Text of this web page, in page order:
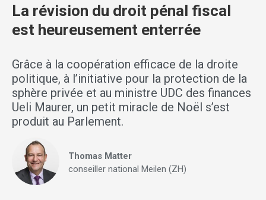
La révision du droit pénal fiscal
est heureusement enterrée
Grâce à la coopération efficace de la droite
politique, à l’initiative pour la protection de la
sphère privée et au ministre UDC des finances
Ueli Maurer, un petit miracle de Noël s’est
produit au Parlement.
Thomas Matter
conseiller national Meilen (ZH)